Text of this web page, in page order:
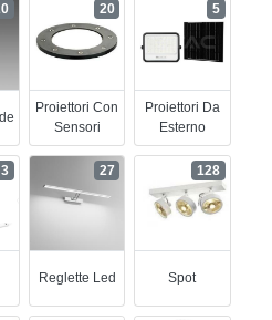
Proiettori Con
Sensori
20
Proiettori Da
Esterno
5
3
Reglette Led
27
Spot
128